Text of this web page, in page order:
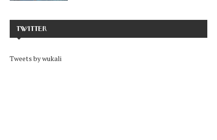
TWITTER
Tweets by wukali